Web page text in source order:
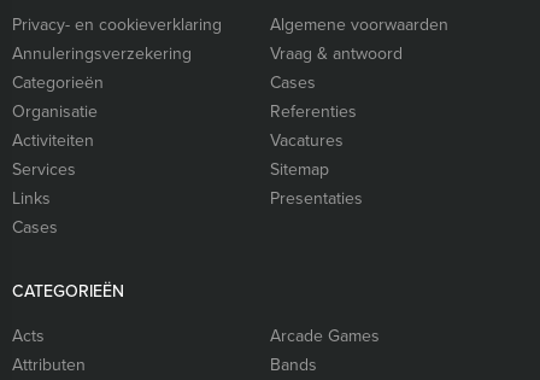
Privacy- en cookieverklaring
Algemene voorwaarden
Annuleringsverzekering
Vraag & antwoord
Categorieën
Cases
Organisatie
Referenties
Activiteiten
Vacatures
Services
Sitemap
Links
Presentaties
Cases
CATEGORIEËN
Acts
Arcade Games
Attributen
Bands